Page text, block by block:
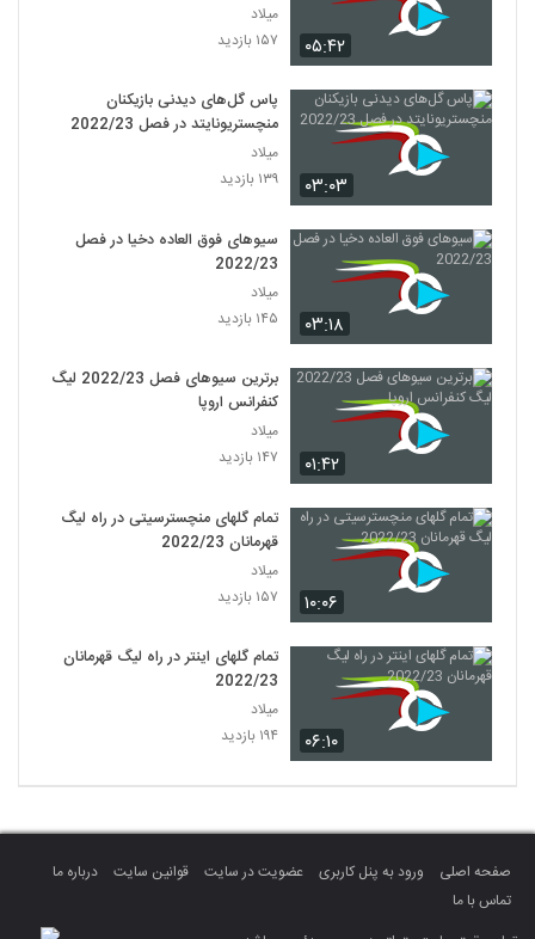
۰۵:۴۲
میلاد
۱۵۷ بازدید
۰۳:۰۳
پاس گل‌های دیدنی بازیکنان
منچستریونایتد در فصل 2022/23
میلاد
۱۳۹ بازدید
۰۳:۱۸
سیوهای فوق العاده دخیا در فصل
2022/23
میلاد
۱۴۵ بازدید
۰۱:۴۲
برترین سیوهای فصل 2022/23 لیگ
کنفرانس اروپا
میلاد
۱۴۷ بازدید
۱۰:۰۶
تمام گلهای منچسترسیتی در راه لیگ
قهرمانان 2022/23
میلاد
۱۵۷ بازدید
۰۶:۱۰
تمام گلهای اینتر در راه لیگ قهرمانان
2022/23
میلاد
۱۹۴ بازدید
صفحه اصلی ورود به پنل کاربری عضویت در سایت قوانین سایت
درباره ما
تماس با ما